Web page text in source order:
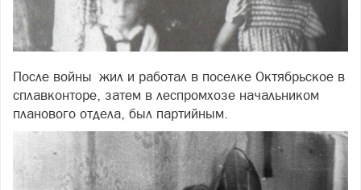
После войны жил и работал в поселке Октябрьское в
сплавконторе, затем в леспромхозе начальником
планового отдела, был партийным.